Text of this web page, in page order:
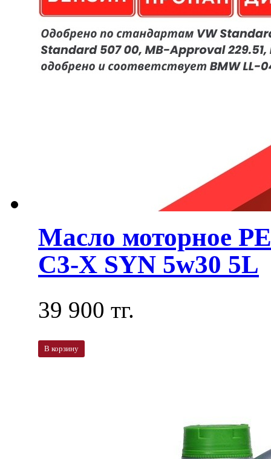
Масло моторное
C3-X SYN 5w30 5L
39 900 тг.
В корзину